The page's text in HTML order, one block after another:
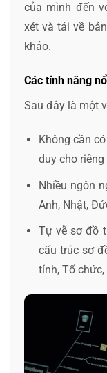
của mình đến
xét và tải về
khảo.
Các tính năng
Sau đây là một
Không cần
duy cho
Nhiều ngôn
Anh, Nhật,
Tự vẽ sơ đồ
cấu trúc sơ
tính, Tổ